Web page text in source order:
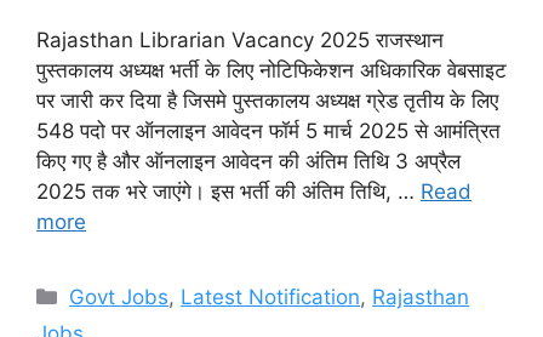
Rajasthan Librarian Vacancy 2025 राजस्थान
पुस्तकालय अध्यक्ष भर्ती के लिए नोटिफिकेशन अधिकारिक वेबसाइट
पर जारी कर दिया है जिसमे पुस्तकालय अध्यक्ष ग्रेड तृतीय के लिए
548 पदो पर ऑनलाइन आवेदन फॉर्म 5 मार्च 2025 से आमंत्रित
किए गए है और ऑनलाइन आवेदन की अंतिम तिथि 3 अप्रैल
2025 तक भरे जाएंगे। इस भर्ती की अंतिम तिथि, … Read
more
Categories
Govt Jobs, Latest Notification, Rajasthan